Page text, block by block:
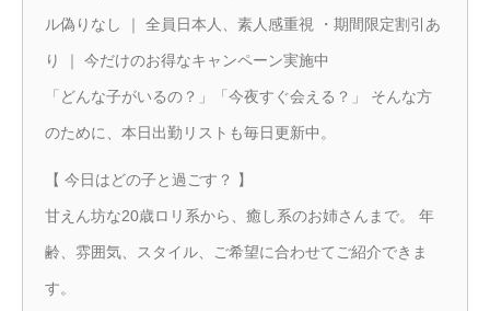
ル偽りなし ｜ 全員日本人、素人感重視 ・期間限定割引あ
り ｜ 今だけのお得なキャンペーン実施中
「どんな子がいるの？」「今夜すぐ会える？」 そんな方
のために、本日出勤リストも毎日更新中。
【 今日はどの子と過ごす？ 】
甘えん坊な20歳ロリ系から、癒し系のお姉さんまで。 年
齢、雰囲気、スタイル、ご希望に合わせてご紹介できま
す。